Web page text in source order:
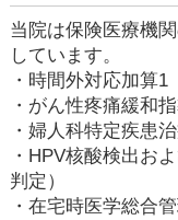
当院は保険医療機
しています。
・時間外対応加算1
・がん性疼痛緩和
・婦人科特定疾患
・HPV核酸検出お
判定）
・在宅時医学総合